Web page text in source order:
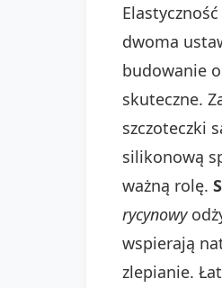
dwoma
budowanie
skuteczne.
szczoteczki
silikonową
ważną rolę.
rycynowy
wspierają
zlepianie.